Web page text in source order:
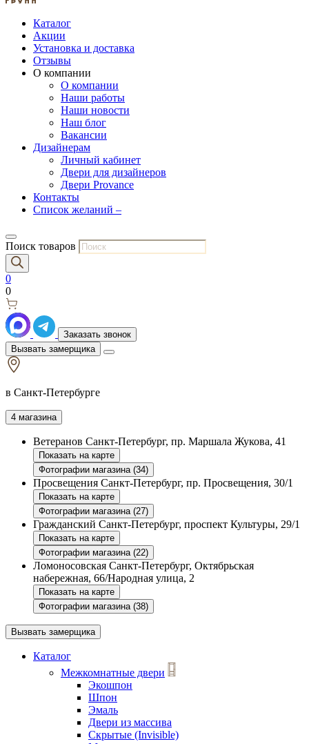
Каталог
Акции
Установка и доставка
Отзывы
О компании
О компании
Наши работы
Наши новости
Наш блог
Вакансии
Дизайнерам
Личный кабинет
Двери для дизайнеров
Двери Provance
Контакты
Список желаний –
Поиск товаров
0
0
Заказать звонок
Вызвать замерщика
в Санкт-Петербурге
4 магазина
Ветеранов Санкт-Петербург, пр. Маршала Жукова, 41
Показать на карте
Фотографии магазина (34)
Просвещения Санкт-Петербург, пр. Просвещения, 30/1
Показать на карте
Фотографии магазина (27)
Гражданский Санкт-Петербург, проспект Культуры, 29/1
Показать на карте
Фотографии магазина (22)
Ломоносовская Санкт-Петербург, Октябрьская
набережная, 66/Народная улица, 2
Показать на карте
Фотографии магазина (38)
Вызвать замерщика
Каталог
Межкомнатные двери
Экошпон
Шпон
Эмаль
Двери из массива
Скрытые (Invisible)